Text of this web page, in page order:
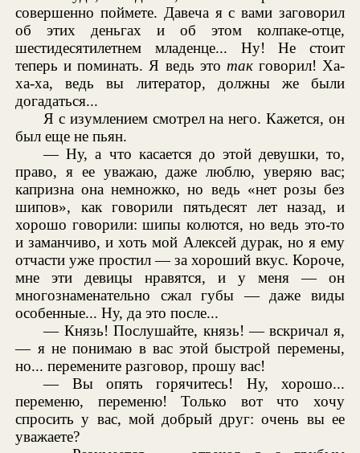
совершенно поймете. Давеча я с вами заговорил
об этих деньгах и об этом колпаке-отце,
шестидесятилетнем младенце... Ну! Не стоит
теперь и поминать. Я ведь это такговорил! Ха-
ха-ха, ведь вы литератор, должны же были
догадаться...
Я с изумлением смотрел на него. Кажется, он
был еще не пьян.
— Ну, а что касается до этой девушки, то,
право, я ее уважаю, даже люблю, уверяю вас;
капризна она немножко, но ведь «нет розы без
шипов», как говорили пятьдесят лет назад, и
хорошо говорили: шипы колются, но ведь это-то
и заманчиво, и хоть мой Алексей дурак, но я ему
отчасти уже простил — за хороший вкус. Короче,
мне эти девицы нравятся, и у меня — он
многознаменательно сжал губы — даже виды
особенные... Ну, да это после...
— Князь! Послушайте, князь! — вскричал я,
— я не понимаю в вас этой быстрой перемены,
но... перемените разговор, прошу вас!
— Вы опять горячитесь! Ну, хорошо...
переменю, переменю! Только вот что хочу
спросить у вас, мой добрый друг: очень вы ее
уважаете?